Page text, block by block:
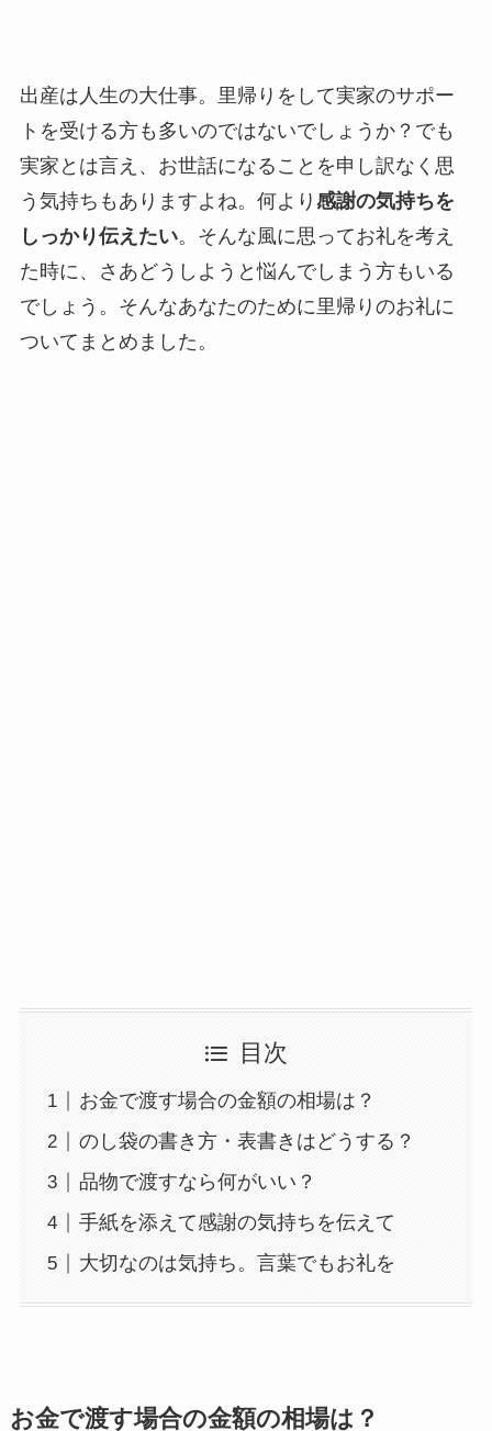
出産は人生の大仕事。里帰りをして実家のサポー
トを受ける方も多いのではないでしょうか？でも
実家とは言え、お世話になることを申し訳なく思
う気持ちもありますよね。何より 感謝の気持ちを
しっかり伝えたい。そんな風に思ってお礼を考え
た時に、さあどうしようと悩んでしまう方もいる
でしょう。そんなあなたのために里帰りのお礼に
ついてまとめました。
目次
お金で渡す場合の金額の相場は？
のし袋の書き方・表書きはどうする？
品物で渡すなら何がいい？
手紙を添えて感謝の気持ちを伝えて
大切なのは気持ち。言葉でもお礼を
お金で渡す場合の金額の相場は？